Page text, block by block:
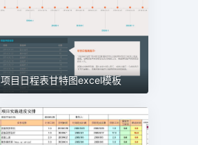
项目日程表甘特图excel模板